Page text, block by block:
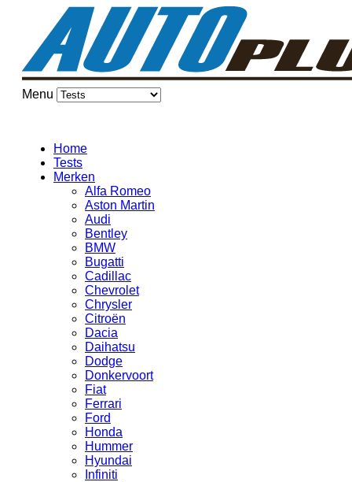
Menu
Home
Tests
Merken
Alfa Romeo
Aston Martin
Audi
Bentley
BMW
Bugatti
Cadillac
Chevrolet
Chrysler
Citroën
Dacia
Daihatsu
Dodge
Donkervoort
Fiat
Ferrari
Ford
Honda
Hummer
Hyundai
Infiniti